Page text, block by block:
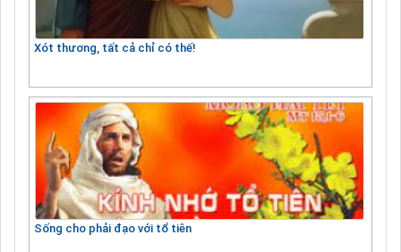
Xót thương, tất cả chỉ có thế!
Sống cho phải đạo với tổ tiên